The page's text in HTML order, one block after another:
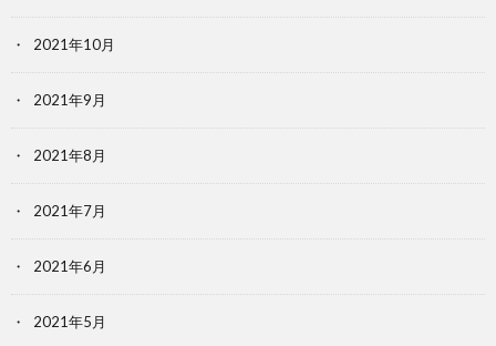
2021年10月
2021年9月
2021年8月
2021年7月
2021年6月
2021年5月